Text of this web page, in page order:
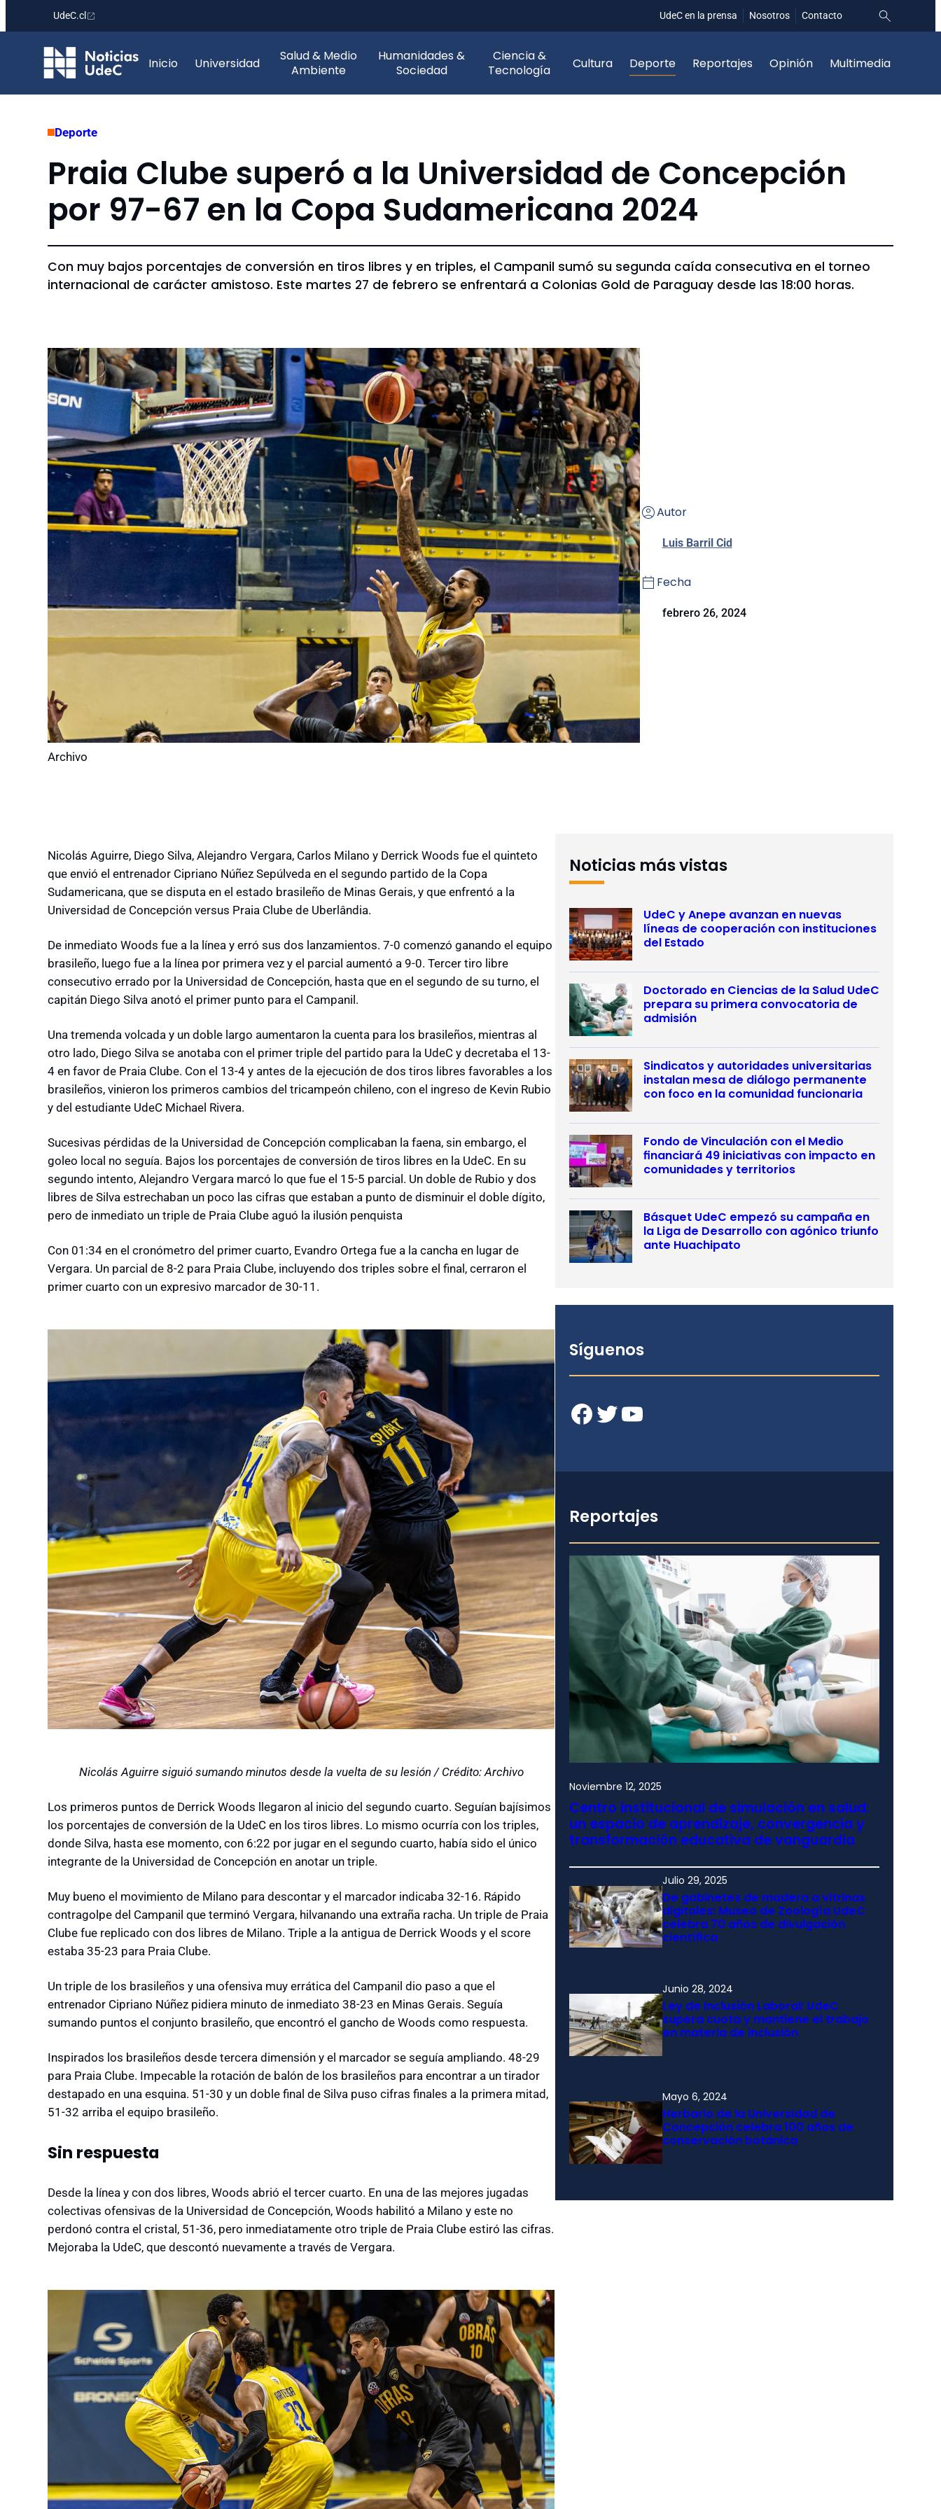
contenido
UdeC.cl UdeC en la prensa Nosotros Contacto
Inicio Universidad
Salud & Medio
Ambiente
Humanidades &
Sociedad
Ciencia &
Tecnología
Cultura Deporte Reportajes Opinión Multimedia
Deporte
Praia Clube superó a la Universidad de Concepción
por 97-67 en la Copa Sudamericana 2024
Con muy bajos porcentajes de conversión en tiros libres y en triples, el Campanil sumó su segunda caída consecutiva en el torneo
internacional de carácter amistoso. Este martes 27 de febrero se enfrentará a Colonias Gold de Paraguay desde las 18:00 horas.
Archivo
Autor
Luis Barril Cid
Fecha
febrero 26, 2024
Nicolás Aguirre, Diego Silva, Alejandro Vergara, Carlos Milano y Derrick Woods fue el quinteto
que envió el entrenador Cipriano Núñez Sepúlveda en el segundo partido de la Copa
Sudamericana, que se disputa en el estado brasileño de Minas Gerais, y que enfrentó a la
Universidad de Concepción versus Praia Clube de Uberlândia.
De inmediato Woods fue a la línea y erró sus dos lanzamientos. 7-0 comenzó ganando el equipo
brasileño, luego fue a la línea por primera vez y el parcial aumentó a 9-0. Tercer tiro libre
consecutivo errado por la Universidad de Concepción, hasta que en el segundo de su turno, el
capitán Diego Silva anotó el primer punto para el Campanil.
Una tremenda volcada y un doble largo aumentaron la cuenta para los brasileños, mientras al
otro lado, Diego Silva se anotaba con el primer triple del partido para la UdeC y decretaba el 13-
4 en favor de Praia Clube. Con el 13-4 y antes de la ejecución de dos tiros libres favorables a los
brasileños, vinieron los primeros cambios del tricampeón chileno, con el ingreso de Kevin Rubio
y del estudiante UdeC Michael Rivera.
Sucesivas pérdidas de la Universidad de Concepción complicaban la faena, sin embargo, el
goleo local no seguía. Bajos los porcentajes de conversión de tiros libres en la UdeC. En su
segundo intento, Alejandro Vergara marcó lo que fue el 15-5 parcial. Un doble de Rubio y dos
libres de Silva estrechaban un poco las cifras que estaban a punto de disminuir el doble dígito,
pero de inmediato un triple de Praia Clube aguó la ilusión penquista
Con 01:34 en el cronómetro del primer cuarto, Evandro Ortega fue a la cancha en lugar de
Vergara. Un parcial de 8-2 para Praia Clube, incluyendo dos triples sobre el final, cerraron el
primer cuarto con un expresivo marcador de 30-11.
Nicolás Aguirre siguió sumando minutos desde la vuelta de su lesión / Crédito: Archivo
Los primeros puntos de Derrick Woods llegaron al inicio del segundo cuarto. Seguían bajísimos
los porcentajes de conversión de la UdeC en los tiros libres. Lo mismo ocurría con los triples,
donde Silva, hasta ese momento, con 6:22 por jugar en el segundo cuarto, había sido el único
integrante de la Universidad de Concepción en anotar un triple.
Muy bueno el movimiento de Milano para descontar y el marcador indicaba 32-16. Rápido
contragolpe del Campanil que terminó Vergara, hilvanando una extraña racha. Un triple de Praia
Clube fue replicado con dos libres de Milano. Triple a la antigua de Derrick Woods y el score
estaba 35-23 para Praia Clube.
Un triple de los brasileños y una ofensiva muy errática del Campanil dio paso a que el
entrenador Cipriano Núñez pidiera minuto de inmediato 38-23 en Minas Gerais. Seguía
sumando puntos el conjunto brasileño, que encontró el gancho de Woods como respuesta.
Inspirados los brasileños desde tercera dimensión y el marcador se seguía ampliando. 48-29
para Praia Clube. Impecable la rotación de balón de los brasileños para encontrar a un tirador
destapado en una esquina. 51-30 y un doble final de Silva puso cifras finales a la primera mitad,
51-32 arriba el equipo brasileño.
Sin respuesta
Desde la línea y con dos libres, Woods abrió el tercer cuarto. En una de las mejores jugadas
colectivas ofensivas de la Universidad de Concepción, Woods habilitó a Milano y este no
perdonó contra el cristal, 51-36, pero inmediatamente otro triple de Praia Clube estiró las cifras.
Mejoraba la UdeC, que descontó nuevamente a través de Vergara.
Noticias más vistas
UdeC y Anepe avanzan en nuevas
líneas de cooperación con instituciones
del Estado
Doctorado en Ciencias de la Salud UdeC
prepara su primera convocatoria de
admisión
Sindicatos y autoridades universitarias
instalan mesa de diálogo permanente
con foco en la comunidad funcionaria
Fondo de Vinculación con el Medio
financiará 49 iniciativas con impacto en
comunidades y territorios
Básquet UdeC empezó su campaña en
la Liga de Desarrollo con agónico triunfo
ante Huachipato
Síguenos
Facebook Twitter YouTube
Reportajes
Noviembre 12, 2025
Centro institucional de simulación en salud:
un espacio de aprendizaje, convergencia y
transformación educativa de vanguardia
Julio 29, 2025
De gabinetes de madera a vitrinas
digitales: Museo de Zoología UdeC
celebra 70 años de divulgación
científica
Junio 28, 2024
Ley de Inclusión Laboral: UdeC
supera cuota y mantiene el trabajo
en materia de inclusión
Mayo 6, 2024
Herbario de la Universidad de
Concepción celebra 100 años de
conservación botánica